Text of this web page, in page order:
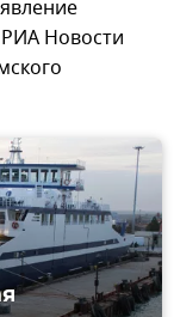
Новости